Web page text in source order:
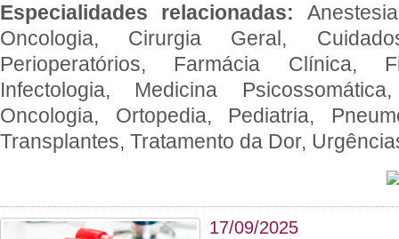
Especialidades relacionadas:
Oncologia, Cirurgia Geral,
Perioperatórios, Farmácia Clínica,
Infectologia, Medicina
Oncologia, Ortopedia, Pediatria,
Transplantes, Tratamento da Dor,
17/09/2025